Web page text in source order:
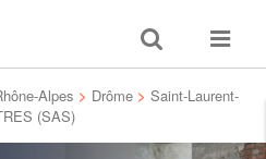
Toggle
search
Toggle
Alpes > Drôme > Saint-Laurent-
(SAS)